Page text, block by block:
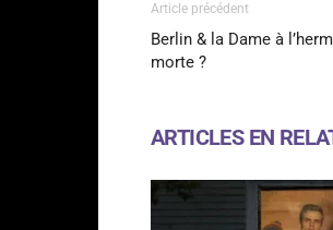
Article précédent
Berlin & la Dame à
morte ?
ARTICLES EN